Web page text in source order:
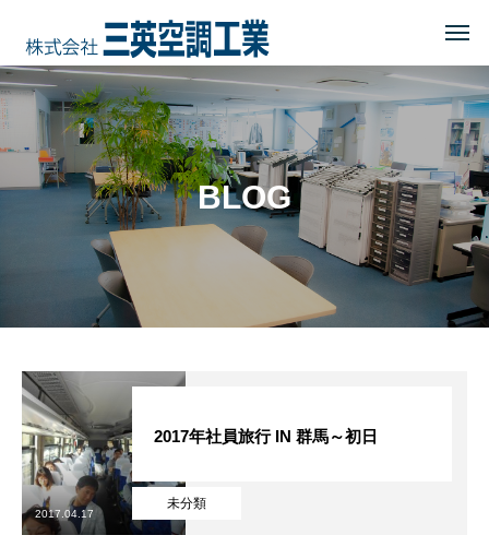
HOME トップページ
COMPANY 会社を知る
会社概要・沿革・所在地
CSR
地域貢献企業
健康経営
BLOG
未分類
2017年社員旅行 IN 群馬～初日
2017.04.17